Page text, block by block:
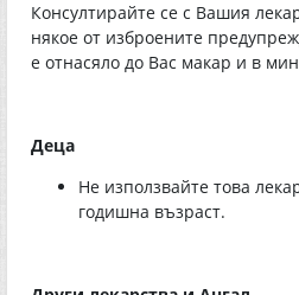
Консултирайте се с Вашия
някое от изброените
е отнасяло до Вас макар и в
Деца
Не използвайте това
годишна възраст.